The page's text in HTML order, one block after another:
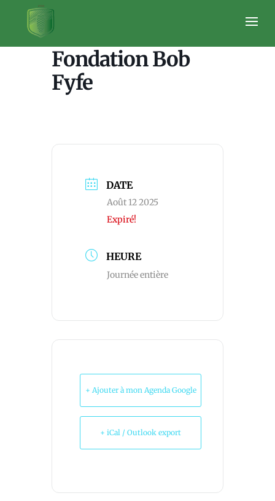
Tournoi
Fondation Bob
Fyfe
DATE
Août 12 2025
Expiré!
HEURE
Journée entière
+ Ajouter à mon Agenda Google
+ iCal / Outlook export